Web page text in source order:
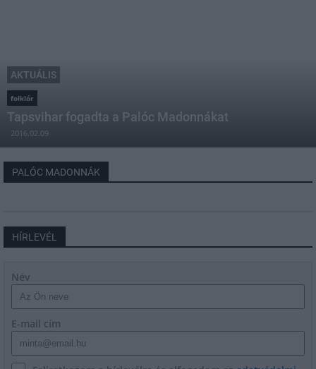
AKTUÁLIS
folklór
Tapsvihar fogadta a Palóc Madonnákat
2016.02.09
PALÓC MADONNÁK
HÍRLEVÉL
Név
E-mail cím